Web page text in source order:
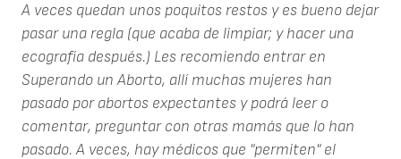
A veces quedan unos poquitos restos y es bueno dejar
pasar una regla (que acaba de limpiar; y hacer una
ecografía después.) Les recomiendo entrar en
Superando un Aborto, allí muchas mujeres han
pasado por abortos expectantes y podrá leer o
comentar, preguntar con otras mamás que lo han
pasado. A veces, hay médicos que "permiten" el